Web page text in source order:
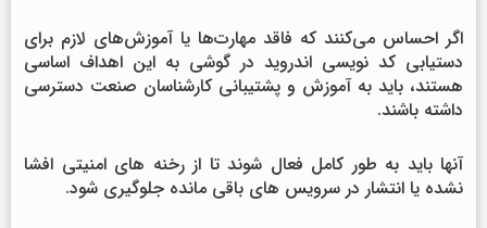
اگر احساس می‌کنند که فاقد مهارت‌ها یا آموزش‌های لازم برای
دستیابی کد نویسی اندروید در گوشی به این اهداف اساسی
هستند، باید به آموزش و پشتیبانی کارشناسان صنعت دسترسی
داشته باشند.
آنها باید به طور کامل فعال شوند تا از رخنه های امنیتی افشا
نشده یا انتشار در سرویس های باقی مانده جلوگیری شود.